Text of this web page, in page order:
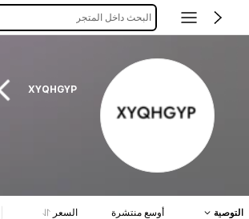
البحث داخل المتجر
XYQHGYP
التوصية أوسع منتشرة السعر